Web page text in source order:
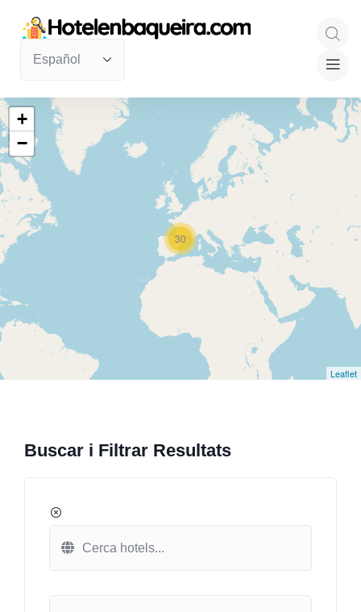
30
+
−
Leaflet
Buscar i Filtrar Resultats